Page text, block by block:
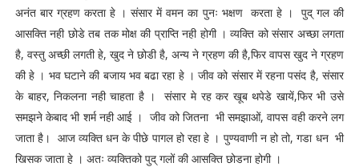
अनंत बार ग्रहण करता हे । संसार में वमन का पुनः भक्षण करता हे । पुद् गल की
आसक्ति नही छोडे तब तक मोक्ष की प्राप्ति नही होगी । व्यक्ति को संसार अच्छा लगता
है, वस्तु अच्छी लगती हे, खुद ने छोडी है, अन्य ने ग्रहण की है,फिर वापस खुद ने ग्रहण
की हे । भव घटाने की बजाय भव बढा रहा हे । जीव को संसार में रहना पसंद है, संसार
के बाहर, निकलना नही चाहता है । संसार मे रह कर खूब थपेडे खायें,फिर भी उसे
समझने केबाद भी शर्म नही आई । जीव को जितना भी समझाओं, वापस वही करने लग
जाता है। आज व्यक्ति धन के पीछे पागल हो रहा हे । पुण्यवाणी न हो तो, गडा धन भी
खिसक जाता हे । अतः व्यक्तिको पुद् गलों की आसक्ति छोडना होगी ।